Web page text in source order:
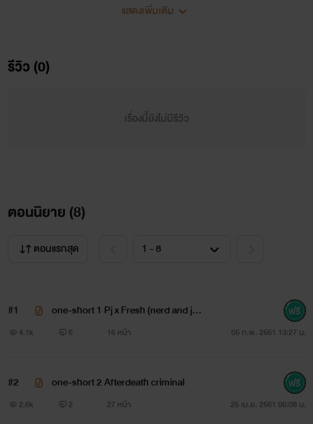
2.อย่าเม้นดราม่าถ้าไม่ใช่พวกชอบวาย
*ไม่ทำตามเอ็งตาย*
แสดงเพิ่มเติม
รีวิว (0)
เรื่องนี้ยังไม่มีรีวิว
ตอนนิยาย (8)
ตอนแรกสุด
#1
one-short 1 Pj x Fresh (nerd and joc
k)
4.1k 6 16 หน้า 05 ก.พ. 2561 13:27 น.
#2 one-short 2 Afterdeath criminal
2.6k 2 27 หน้า 25 เม.ย. 2561 06:08 น.